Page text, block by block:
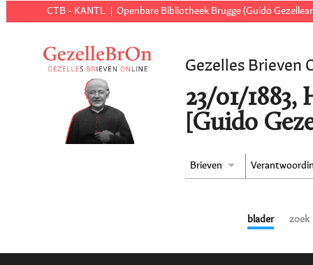
CTB - KANTL Openbare Bibliotheek Brugge (Guido
Gezelles Brieven
23/01/
[Guido
Brieven
blader zoek